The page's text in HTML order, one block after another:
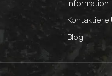
Information
Kontaktiere
Blog